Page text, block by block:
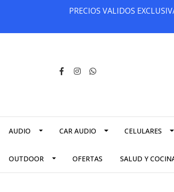
PRECIOS VALIDOS
AUDIO CAR AUDIO CELULARES
OUTDOOR OFERTAS SALUD Y